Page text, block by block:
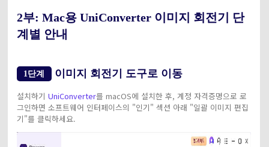
2부: Mac용 UniConverter 이미지 회전기 단
계별 안내
1단계 이미지 회전기 도구로 이동
설치하기 UniConverter를 macOS에 설치한 후, 계정 자격증명으로 로
그인하면 소프트웨어 인터페이스의 "인기" 섹션 아래 "일괄 이미지 편집
기"를 클릭하세요.